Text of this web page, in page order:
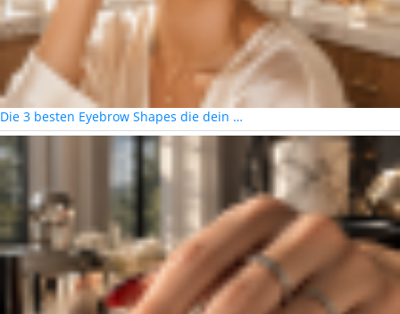
Die 3 besten Eyebrow Shapes die dein …